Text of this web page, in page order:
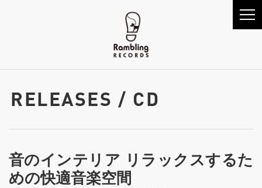
RELEASES / CD
音のインテリア リラックスするた
めの快適音楽空間